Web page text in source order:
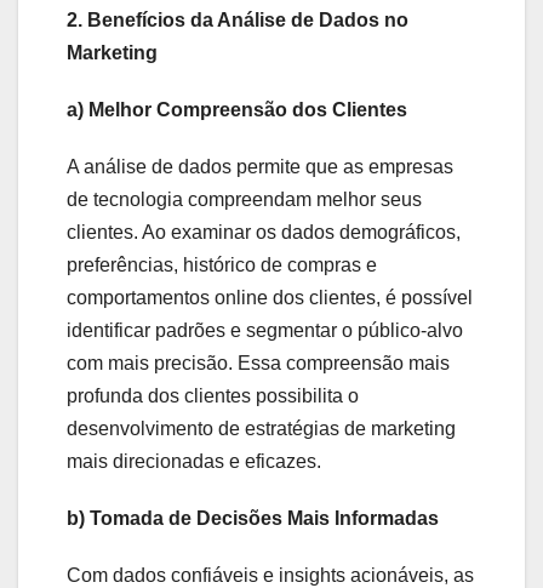
2. Benefícios da Análise de Dados no
Marketing
a) Melhor Compreensão dos Clientes
A análise de dados permite que as empresas
de tecnologia compreendam melhor seus
clientes. Ao examinar os dados demográficos,
preferências, histórico de compras e
comportamentos online dos clientes, é possível
identificar padrões e segmentar o público-alvo
com mais precisão. Essa compreensão mais
profunda dos clientes possibilita o
desenvolvimento de estratégias de marketing
mais direcionadas e eficazes.
b) Tomada de Decisões Mais Informadas
Com dados confiáveis e insights acionáveis, as